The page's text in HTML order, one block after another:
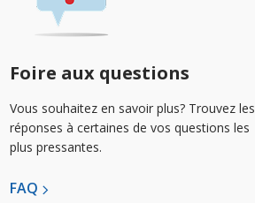
Foire aux questions
Vous souhaitez en savoir plus? Trouvez les
réponses à certaines de vos questions les
plus pressantes.
FAQ